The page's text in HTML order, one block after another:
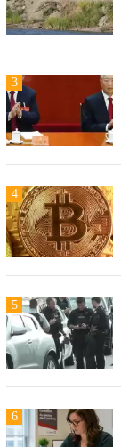
3
4
5
6